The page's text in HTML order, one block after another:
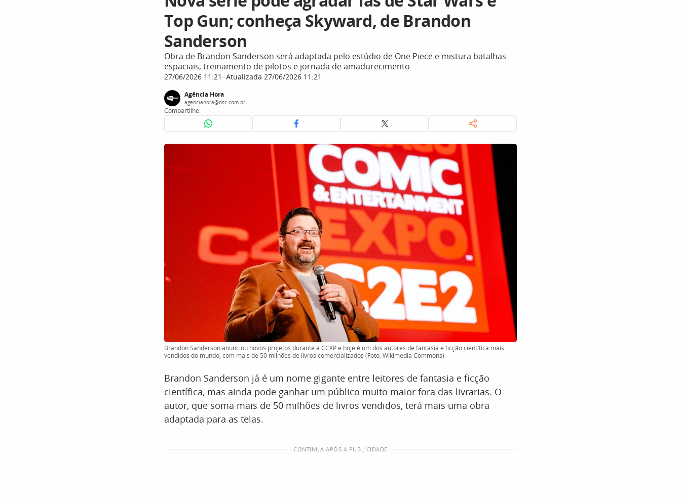
Top Gun; conheça Skyward, de Brandon
Sanderson
Obra de Brandon Sanderson será adaptada pelo estúdio de One Piece e mistura batalhas
espaciais, treinamento de pilotos e jornada de amadurecimento
27/06/2026 11:21 Atualizada 27/06/2026 11:21
Agência Hora
agenciahora@nsc.com.br
Compartilhe:
Brandon Sanderson anunciou novos projetos durante a CCXP e hoje é um dos autores de fantasia e ficção científica mais
vendidos do mundo, com mais de 50 milhões de livros comercializados (Foto: Wikimedia Commons)
Brandon Sanderson já é um nome gigante entre leitores de fantasia e ficção
científica, mas ainda pode ganhar um público muito maior fora das livrarias. O
autor, que soma mais de 50 milhões de livros vendidos, terá mais uma obra
adaptada para as telas.
CONTINUA APÓS A PUBLICIDADE